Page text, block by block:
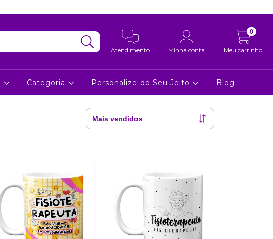
Atendimento Minha conta Meu carrinho
0
Categoria Personalize do Seu Jeito Blog